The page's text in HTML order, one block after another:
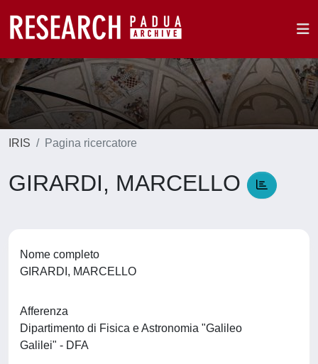
IRIS Pagina ricercatore
GIRARDI, MARCELLO
Nome completo
GIRARDI, MARCELLO
Afferenza
Dipartimento di Fisica e Astronomia "Galileo
Galilei" - DFA